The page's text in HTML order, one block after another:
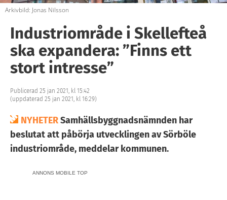
Arkivbild: Jonas Nilsson
Industriområde i Skellefteå
ska expandera: ”Finns ett
stort intresse”
Publicerad 25 jan 2021, kl 15:42
(uppdaterad 25 jan 2021, kl 16:29)
NYHETERSamhällsbyggnadsnämnden har
beslutat att påbörja utvecklingen av Sörböle
industriområde, meddelar kommunen.
ANNONS MOBILE TOP